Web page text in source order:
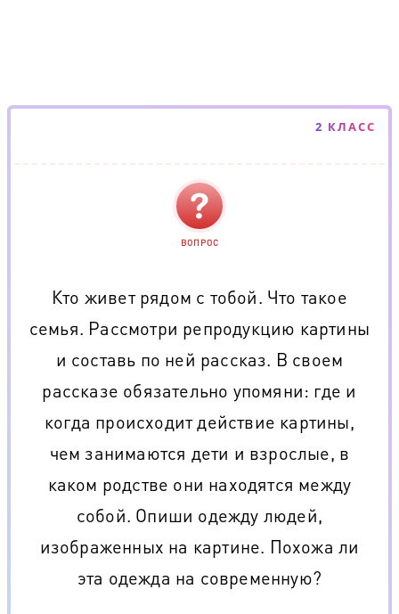
2 КЛАСС
ВОПРОС
Кто живет рядом с тобой. Что такое
семья. Рассмотри репродукцию картины
и составь по ней рассказ. В своем
рассказе обязательно упомяни: где и
когда происходит действие картины,
чем занимаются дети и взрослые, в
каком родстве они находятся между
собой. Опиши одежду людей,
изображенных на картине. Похожа ли
эта одежда на современную?